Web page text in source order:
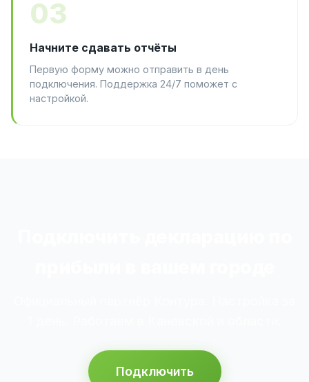
03
Начните сдавать отчёты
Первую форму можно отправить в день
подключения. Поддержка 24/7 поможет с
настройкой.
Подключить